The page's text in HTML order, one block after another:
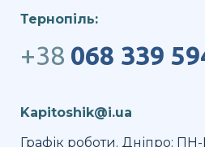
Тернопіль:
+38 068 339
Kapitoshik@i.ua
Графік роботи. Дніпро: